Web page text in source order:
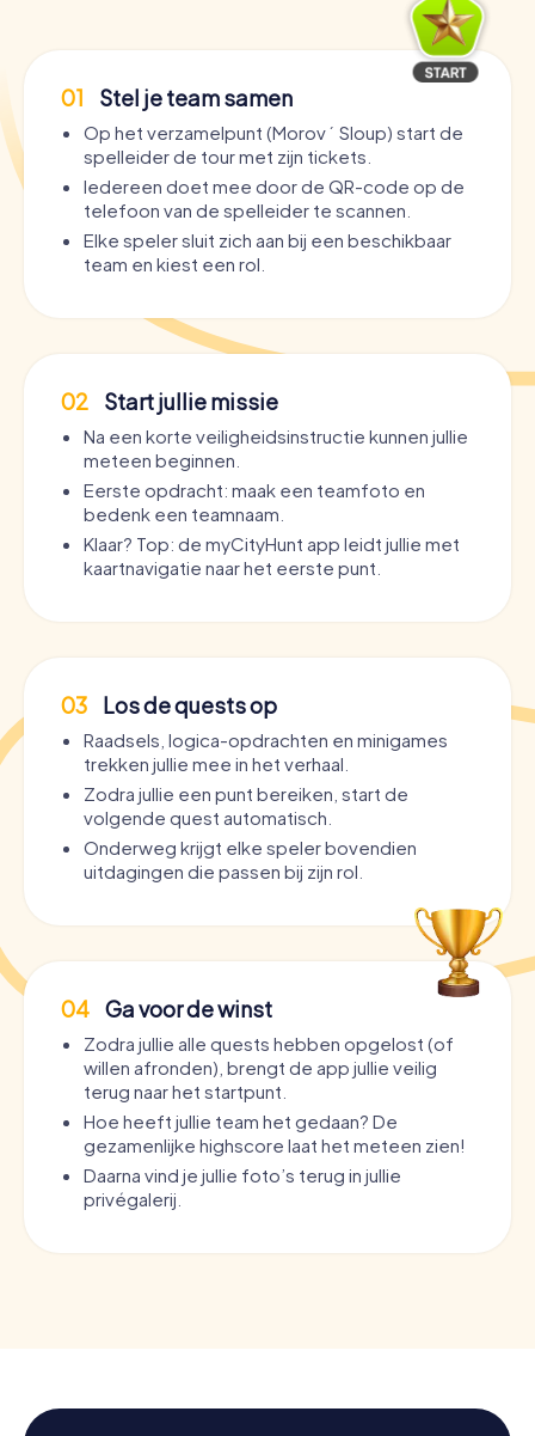
01 Stel je team samen
Op het verzamelpunt (Morový Sloup) start de
spelleider de tour met zijn tickets.
Iedereen doet mee door de QR-code op de
telefoon van de spelleider te scannen.
Elke speler sluit zich aan bij een beschikbaar
team en kiest een rol.
02 Start jullie missie
Na een korte veiligheidsinstructie kunnen jullie
meteen beginnen.
Eerste opdracht: maak een teamfoto en
bedenk een teamnaam.
Klaar? Top: de myCityHunt app leidt jullie met
kaartnavigatie naar het eerste punt.
03 Los de quests op
Raadsels, logica-opdrachten en minigames
trekken jullie mee in het verhaal.
Zodra jullie een punt bereiken, start de
volgende quest automatisch.
Onderweg krijgt elke speler bovendien
uitdagingen die passen bij zijn rol.
04 Ga voor de winst
Zodra jullie alle quests hebben opgelost (of
willen afronden), brengt de app jullie veilig
terug naar het startpunt.
Hoe heeft jullie team het gedaan? De
gezamenlijke highscore laat het meteen zien!
Daarna vind je jullie foto’s terug in jullie
privégalerij.